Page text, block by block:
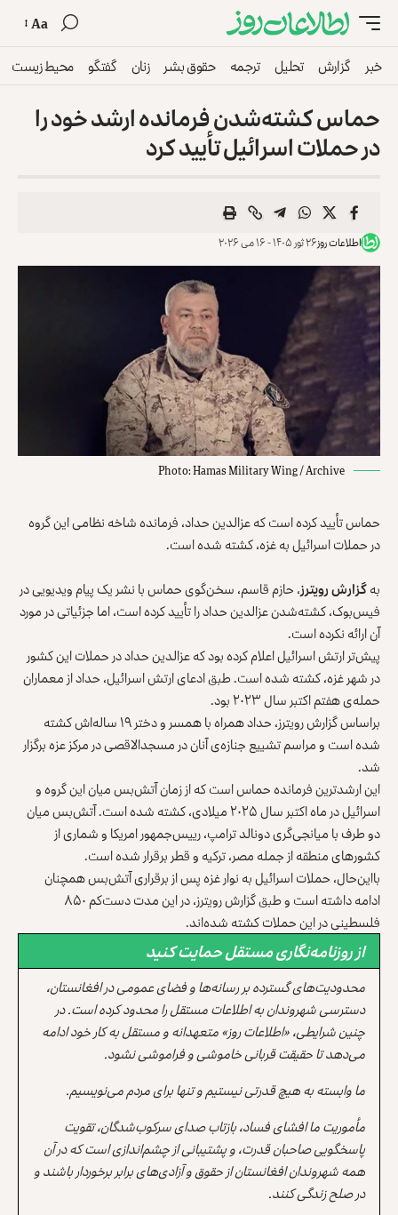
Aa
خبر گزارش تحلیل ترجمه حقوق بشر زنان گفتگو محیط زیست
حماس کشته‌شدن فرمانده ارشد خود را
در حملات اسرائیل تأیید کرد
اطلاعات روز۲۶ ثور ۱۴۰۵ - ۱۶ می ۲۰۲۶
Photo: Hamas Military Wing / Archive
حماس تأیید کرده است که عزالدین حداد، فرمانده شاخه‌ نظامی این گروه
در حملات اسرائیل به غزه، کشته شده است.
بهگزارش رویترز، حازم قاسم، سخن‌گوی حماس با نشر یک پیام ویدیویی در
فیس‌بوک، کشته‌شدن عزالدین حداد را تأیید کرده است، اما جزئیاتی در مورد
آن ارائه نکرده است.
پیش‌تر ارتش اسرائیل اعلام کرده بود که عزالدین حداد در حملات این کشور
در شهر غزه، کشته شده است. طبق ادعای ارتش اسرائیل، حداد از معماران
حمله‌ی هفتم اکتبر سال ۲۰۲۳ بود.
براساس گزارش رویترز، حداد همراه با همسر و دختر ۱۹ ساله‌اش کشته
شده است و مراسم تشییع جنازه‌ی آنان در مسجدالاقصی در مرکز عزه برگزار
شد.
این ارشد‌ترین فرمانده حماس است که از زمان آتش‌بس میان این گروه و
اسرائیل در ماه اکتبر سال ۲۰۲۵ میلادی، کشته شده است. آتش‌بس میان
دو طرف با میانجی‌گری دونالد ترامپ، رییس‌جمهور امریکا و شماری از
کشورهای منطقه از جمله مصر، ترکیه و قطر برقرار شده است.
بااین‌حال، حملات اسرائیل به نوار غزه پس از برقراری آتش‌بس همچنان
ادامه داشته است و طبق گزارش رویترز، در این مدت دست‌کم ۸۵۰
فلسطینی در این حملات کشته شده‌اند.
از روزنامه‌نگاری مستقل حمایت کنید
محدودیت‌های گسترده بر رسانه‌ها و فضای عمومی در افغانستان،
دسترسی شهروندان به اطلاعات مستقل را محدود کرده است. در
چنین شرایطی، «اطلاعات روز» متعهدانه و مستقل به کار خود ادامه
می‌دهد تا حقیقت قربانی خاموشی و فراموشی نشود.
ما وابسته به هیچ قدرتی نیستیم و تنها برای مردم می‌نویسیم.
مأموریت ما افشای فساد، بازتاب صدای سرکوب‌شدگان، تقویت
پاسخگویی صاحبان قدرت، و پشتیبانی از چشم‌اندازی است که در آن
همه شهروندان افغانستان از حقوق و آزادی‌های برابر برخوردار باشند و
در صلح زندگی کنند.